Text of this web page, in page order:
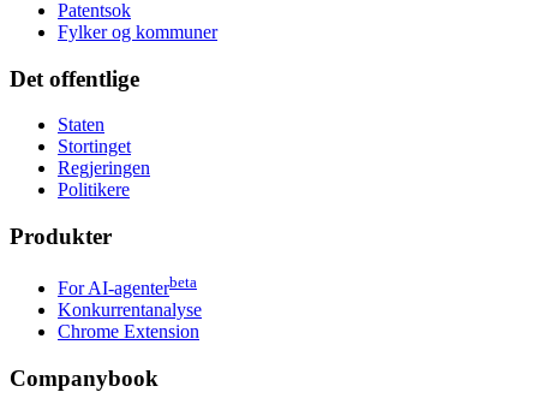
Patentsok
Fylker og kommuner
Det offentlige
Staten
Stortinget
Regjeringen
Politikere
Produkter
For AI-agenterbeta
Konkurrentanalyse
Chrome Extension
Companybook